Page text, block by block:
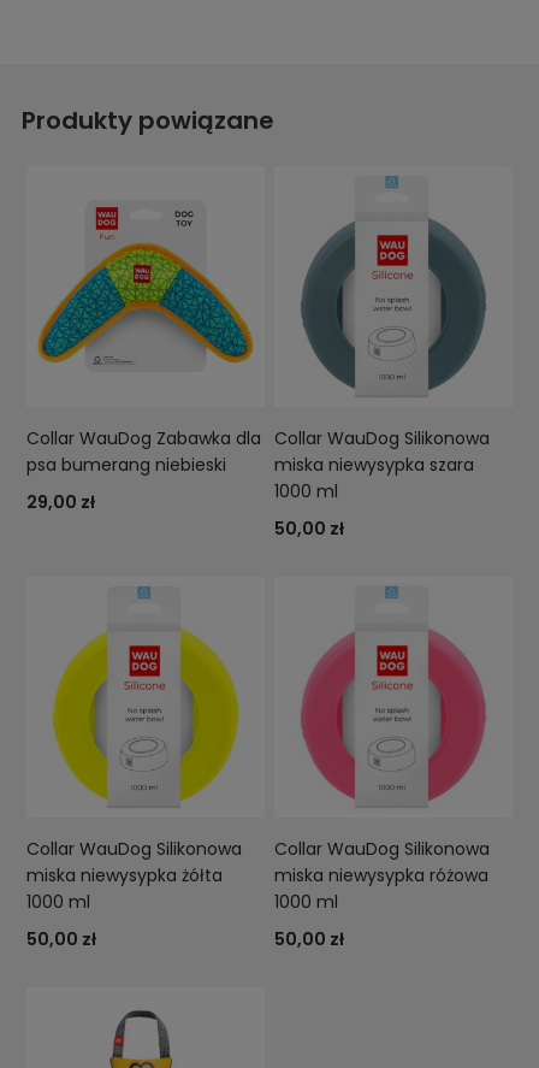
Produkty powiązane
Collar WauDog Zabawka dla
psa bumerang niebieski
29,00 zł
Collar WauDog Silikonowa
miska niewysypka szara
1000 ml
50,00 zł
Collar WauDog Silikonowa
miska niewysypka żółta
1000 ml
50,00 zł
Collar WauDog Silikonowa
miska niewysypka różowa
1000 ml
50,00 zł